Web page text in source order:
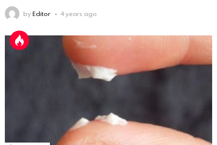
byEditor 4 years ago